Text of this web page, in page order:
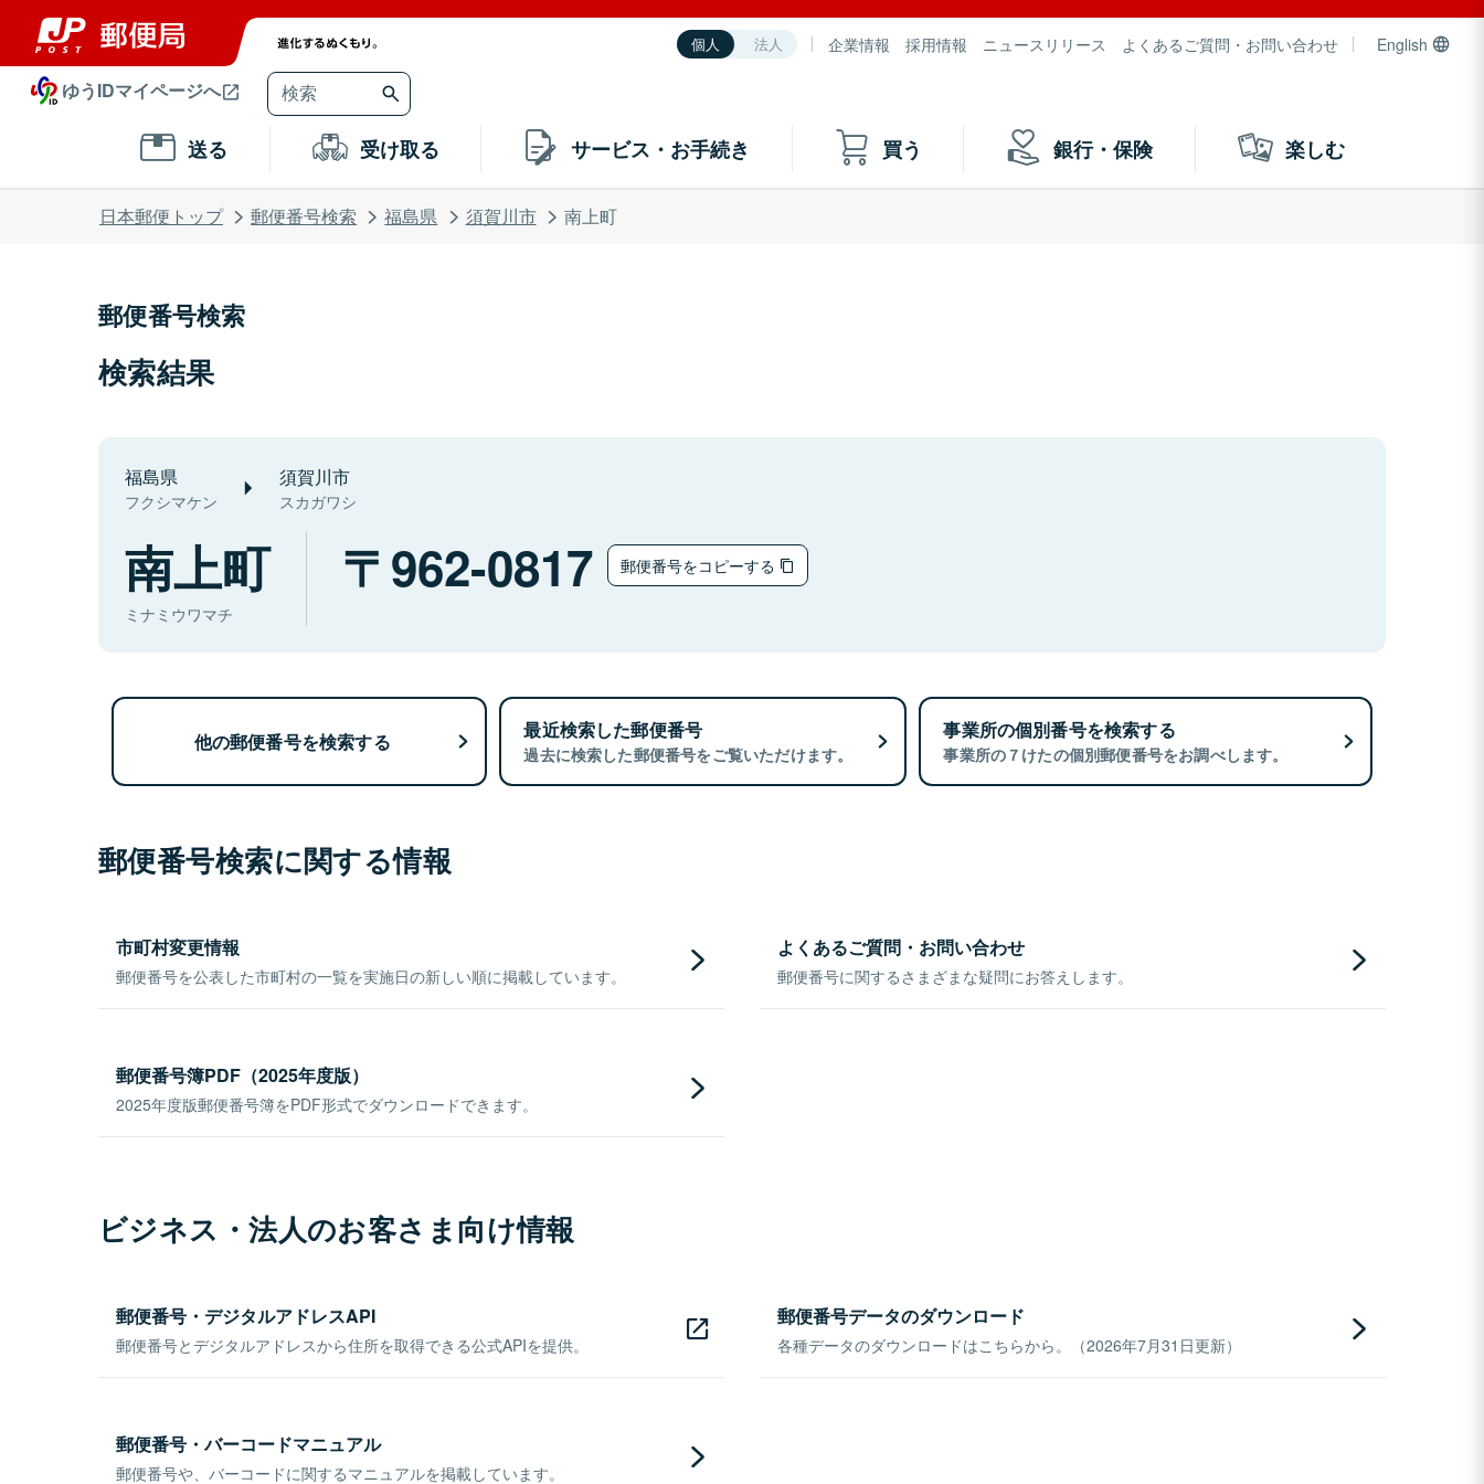
個人 法人 企業情報 採用情報 ニュースリリース よくあるご質問・お問い合わせ English
ゆうIDマイページへ
送る 受け取る サービス・お手続き 買う 銀行・保険 楽しむ
日本郵便トップ 郵便番号検索 福島県 須賀川市 南上町
郵便番号検索
検索結果
福島県
フクシマケン
須賀川市
スカガワシ
南上町
ミナミウワマチ
962-0817 郵便番号をコピーする
他の郵便番号を検索する 最近検索した郵便番号
過去に検索した郵便番号をご覧いただけます。
事業所の個別番号を検索する
事業所の７けたの個別郵便番号をお調べします。
郵便番号検索に関する情報
市町村変更情報
郵便番号を公表した市町村の一覧を実施日の新しい順に掲載しています。
よくあるご質問・お問い合わせ
郵便番号に関するさまざまな疑問にお答えします。
郵便番号簿PDF（2025年度版）
2025年度版郵便番号簿をPDF形式でダウンロードできます。
ビジネス・法人のお客さま向け情報
郵便番号・デジタルアドレスAPI
郵便番号とデジタルアドレスから住所を取得できる公式APIを提供。
郵便番号データのダウンロード
各種データのダウンロードはこちらから。（2026年7月31日更新）
郵便番号・バーコードマニュアル
郵便番号や、バーコードに関するマニュアルを掲載しています。